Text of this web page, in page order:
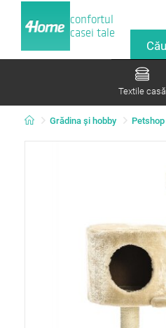
confortul
casei tale
Textile casă
Grădina şi hobby Petshop